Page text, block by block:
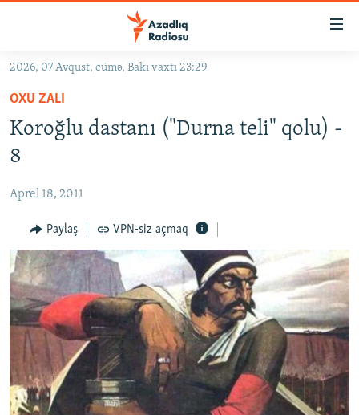
Əsas
qayıt
Əsas
naviqasiyaya
qayıt
Axtarışa
keç
KORRUPSIOMETR
FƏRQƏ BAX
QANUNI DOĞRU
ARAŞDIRMA
MULTIMEDIA
VIDEO
FOTOQALEREYA
İNFOQRAFIKA
KARIKATURA
RADIO ARXIV
OXU ZALI
AZƏRBAYCAN ƏDƏBIYYATI KITABXANASI
İSLAM VƏ DEMOKRATIYA
HAQQIMIZDA
MISSIYAMIZ
PEŞƏ ETIKASI VƏ JURNALISTIKA STANDARTLARIMIZ
BIZI IZLƏ
2026, 07 Avqust, cümə, Bakı vaxtı 23:29
OXU ZALI
Koroğlu dastanı ("Durna teli" qolu) -
8
Aprel 18, 2011
Paylaş VPN-siz açmaq